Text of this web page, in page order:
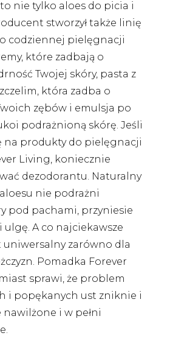
nie tylko aloes do picia i
stworzył także linię
codziennej pielęgnacji
które zadbają o
Twojej skóry, pasta z
która zadba o
zębów i emulsja po
podrażnioną skórę. Jeśli
na produkty do pielęgnacji
Living, koniecznie
dezodorantu. Naturalny
nie podrażni
pod pachami, przyniesie
A co najciekawsze
zarówno dla
Pomadka Forever
sprawi, że problem
i popękanych ust zniknie i
i w pełni